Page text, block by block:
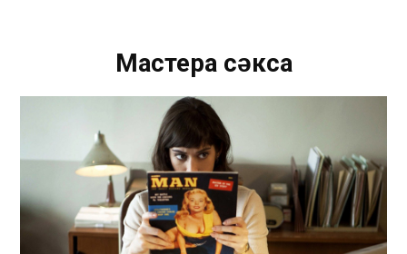
Мастера сǝкса